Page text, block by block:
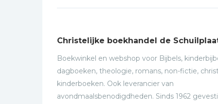
Christelijke boekhandel de
Boekwinkel en webshop voor Bijbels,
dagboeken, theologie, romans, non-fictie,
kinderboeken. Ook leverancier van
avondmaalsbenodigdheden. Sinds 1962